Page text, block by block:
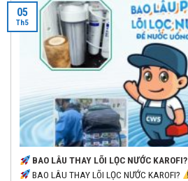
BAO LÂU THAY LÕI LỌC NƯỚC KAROFI?
BAO LÂU THAY LÕI LỌC NƯỚC KAROFI?
05
Th5